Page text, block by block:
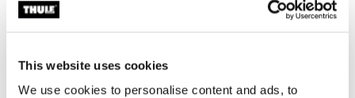
This website uses cookies
We use cookies to personalise content and ads, to
Consente di fissare un kit per l'aggancio alla bicicletta
alle bici con un mozzo interno.